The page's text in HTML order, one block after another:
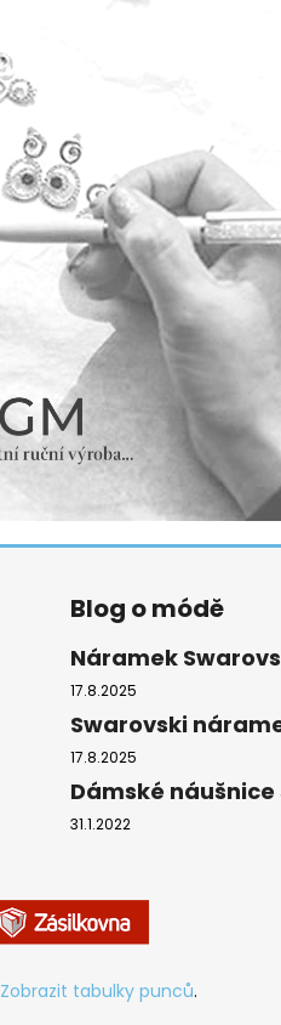
Blog o módě
Náramek
17.8.2025
Swarovski
17.8.2025
Dámské
31.1.2022
Zobrazit tabulky punců.